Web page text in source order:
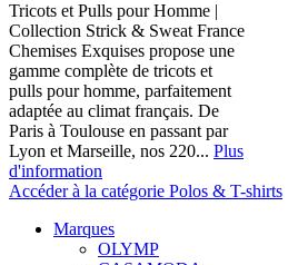
Tricots et Pulls pour Homme |
Collection Strick & Sweat France
Chemises Exquises propose une
gamme complète de tricots et
pulls pour homme, parfaitement
adaptée au climat français. De
Paris à Toulouse en passant par
Lyon et Marseille, nos 220... Plus
d'information
Accéder à la catégorie Polos & T-shirts
Marques
OLYMP